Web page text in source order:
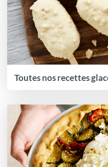
Toutes nos recettes